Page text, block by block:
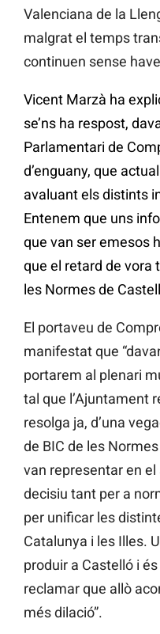
Valenciana de la
malgrat el temps
continuen sense
Vicent Marzà ha
se’ns ha respost,
Parlamentari de
d’enguany, que
avaluant els distints
Entenem que uns
que van ser emesos
que el retard de vora
les Normes de
El portaveu de
manifestat que
portarem al plenari
tal que l’Ajuntament
resolga ja, d’una
de BIC de les
van representar en
decisiu tant per a
per unificar les
Catalunya i les Illes.
produir a Castelló i
reclamar que allò
més dilació”.